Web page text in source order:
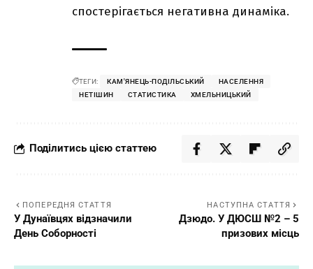
спостерігається негативна динаміка.
ТЕГИ: КАМ'ЯНЕЦЬ-ПОДІЛЬСЬКИЙ
НАСЕЛЕННЯ
НЕТІШИН
СТАТИСТИКА ХМЕЛЬНИЦЬКИЙ
Поділитись цією статтею
ПОПЕРЕДНЯ СТАТТЯ
У Дунаївцях відзначили
День Соборності
НАСТУПНА СТАТТЯ
Дзюдо. У ДЮСШ №2 – 5
призових місць